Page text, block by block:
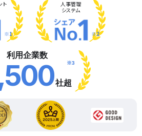
ト
※1
人事管理
システム
※2
利用企業数
社超
※3